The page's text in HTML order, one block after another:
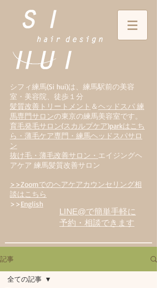
シフィ練馬(Si hui)は、 練馬駅前の美容
室・美容院、徒歩１分
髪質改善トリートメント ＆ヘッドスパ 練
馬専門サロンの東京の練馬美容室です。
育毛発毛サロン(スカルプケア)parkはこち
ら・薄毛ケア専門・練馬ヘッドスパサロ
ン
抜け毛・薄毛改善サロン・ エイジングヘ
アケア 練馬髪質改善サロン
>>Zoomでのヘアケアカウンセリング相
談はこちら
>>English
LINE@で簡単手軽に
予約・相談できます
記事
全ての記事